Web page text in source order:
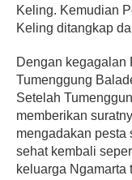
Keling. Kemudian
Keling ditangkap
Dengan kegagalan
Tumenggung
Setelah
memberikan
mengadakan pesta
sehat kembali
keluarga Ngamarta